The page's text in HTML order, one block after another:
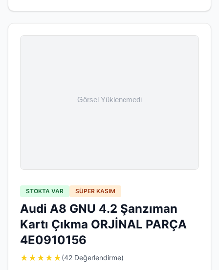
STOKTA VAR SÜPER KASIM
Audi A8 GNU 4.2 Şanzıman
Kartı Çıkma ORJİNAL PARÇA
4E0910156
★ ★ ★ ★ ★(42 Değerlendirme)